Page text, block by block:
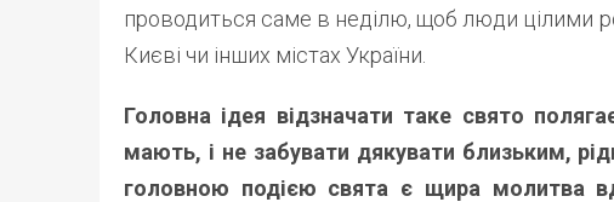
проводиться саме в неділю, щоб люди цілими
Києві чи інших містах України.
Головна ідея відзначати таке свято
мають, і не забувати дякувати близьким,
головною подією свята є щира молитва